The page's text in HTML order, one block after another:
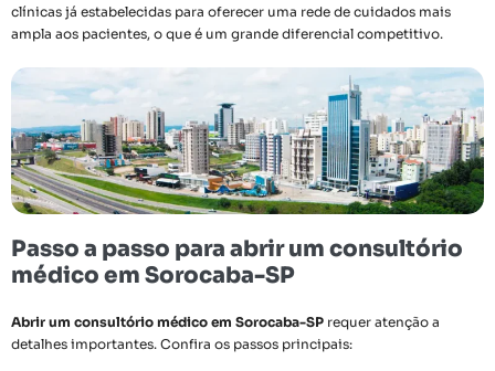
clínicas já estabelecidas para oferecer uma rede de cuidados mais
ampla aos pacientes, o que é um grande diferencial competitivo.
Passo a passo para abrir um consultório
médico em Sorocaba-SP
Abrir um consultório médico em Sorocaba-SP requer atenção a
detalhes importantes. Confira os passos principais: